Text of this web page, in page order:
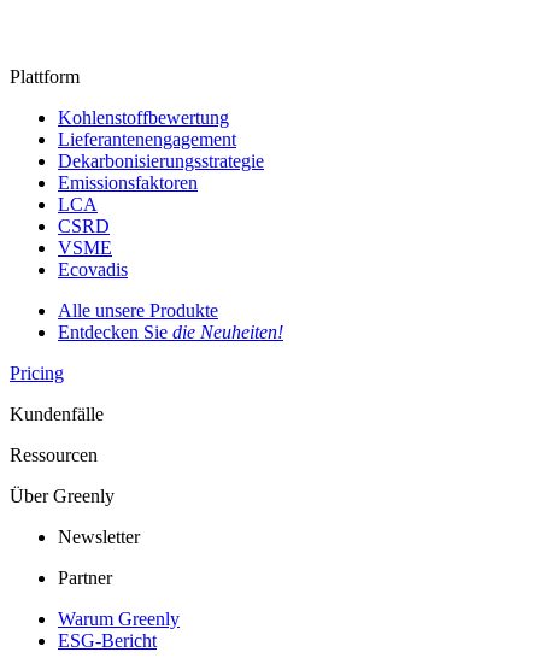
Plattform
Kohlenstoffbewertung
Lieferantenengagement
Dekarbonisierungsstrategie
Emissionsfaktoren
LCA
CSRD
VSME
Ecovadis
Alle unsere Produkte
Entdecken Sie die Neuheiten!
Pricing
Kundenfälle
Ressourcen
Über Greenly
Newsletter
Partner
Warum Greenly
ESG-Bericht